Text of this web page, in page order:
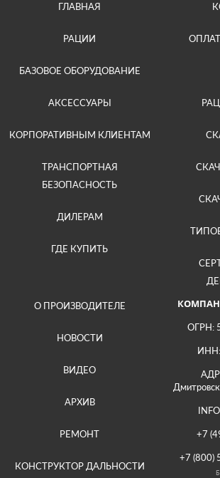
ГЛАВНАЯ
РАЦИИ
БАЗОВОЕ ОБОРУДОВАНИЕ
АКСЕССУАРЫ
КОРПОРАТИВНЫМ КЛИЕНТАМ
ТРАНСПОРТНАЯ
БЕЗОПАСНОСТЬ
ДИЛЕРАМ
ГДЕ КУПИТЬ
О ПРОИЗВОДИТЕЛЕ
НОВОСТИ
ВИДЕО
АРХИВ
РЕМОНТ
КОНСТРУКТОР ДАЛЬНОСТИ
ОГРН:
+7
+7 (800)